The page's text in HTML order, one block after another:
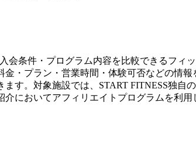
会条件・プログラム内容を比較できるフィ
金・プラン・営業時間・体験可否などの情
ます。対象施設では、START FITNESS独自
においてアフィリエイトプログラムを利用